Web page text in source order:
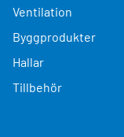
Ventilation
Byggprodukter
Hallar
Tillbehör